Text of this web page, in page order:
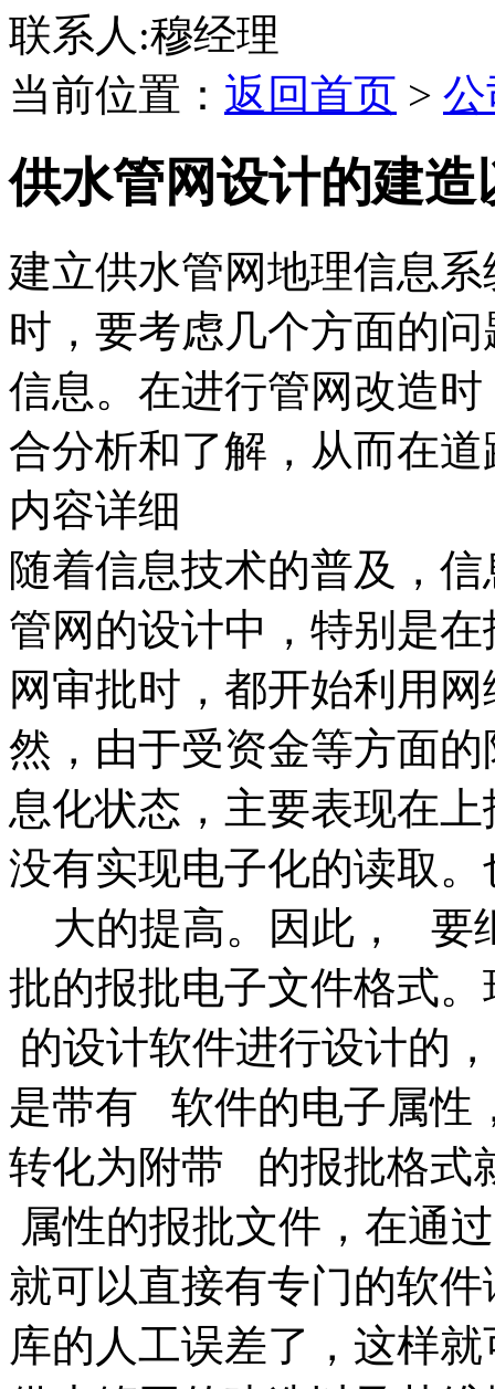
联系人:穆经理
当前位置： 返回首页 >
供水管网设计的建造
建立供水管网地理信息
时，要考虑几个方面的
信息。在进行管网改造
合分析和了解，从而在道
内容详细
随着信息技术的普及，
管网的设计中，特别是
网审批时，都开始利用
然，由于受资金等方面
息化状态，主要表现在
没有实现电子化的读取
大的提高。因此， 要
批的报批电子文件格式
的设计软件进行设计的
是带有 软件的电子属性
转化为附带 的报批格式
属性的报批文件，在通
就可以直接有专门的软
库的人工误差了，这样